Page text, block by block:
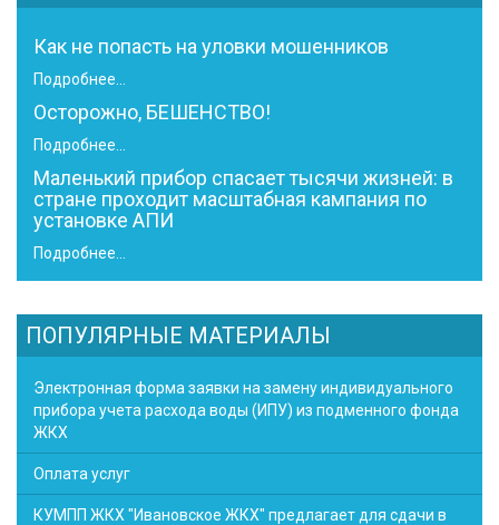
Как не попасть на уловки мошенников
Подробнее...
Осторожно, БЕШЕНСТВО!
Подробнее...
Маленький прибор спасает тысячи жизней: в
стране проходит масштабная кампания по
установке АПИ
Подробнее...
ПОПУЛЯРНЫЕ МАТЕРИАЛЫ
Электронная форма заявки на замену индивидуального
прибора учета расхода воды (ИПУ) из подменного фонда
ЖКХ
Оплата услуг
КУМПП ЖКХ "Ивановское ЖКХ" предлагает для сдачи в